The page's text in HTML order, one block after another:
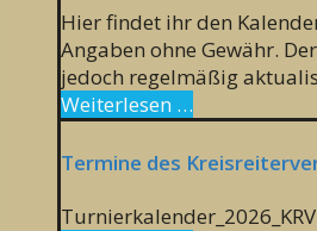
Hier findet ihr den
Angaben ohne Gewähr.
jedoch regelmäßig
Weiterlesen …
Termine des
Turnierkalender_2026_KRV